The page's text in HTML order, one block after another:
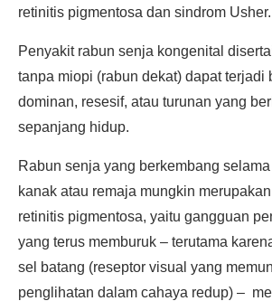
retinitis pigmentosa dan sindrom Usher.
Penyakit rabun senja kongenital
tanpa miopi (rabun dekat) dapat terjadi
dominan, resesif, atau turunan yang
sepanjang hidup.
Rabun senja yang berkembang
kanak atau remaja mungkin
retinitis pigmentosa, yaitu gangguan
yang terus memburuk – terutama
sel batang (reseptor visual yang
penglihatan dalam cahaya redup) –